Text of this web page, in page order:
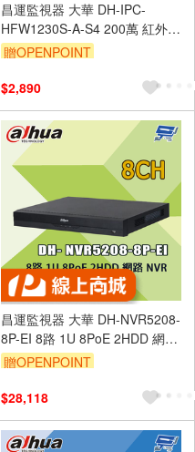
昌運監視器 大華 DH-IPC-
HFW1230S-A-S4 200萬 紅外槍
型網路攝影機
贈OPENPOINT
$2,890
昌運監視器 大華 DH-NVR5208-
8P-EI 8路 1U 8PoE 2HDD 網路
監控主機
贈OPENPOINT
$28,118